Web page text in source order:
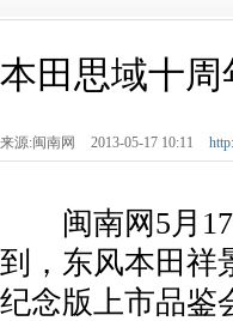
本田思域十
来源:闽南网 2013-05-17 10:11
闽南网5月17
到，东风本田祥
纪念版上市品鉴